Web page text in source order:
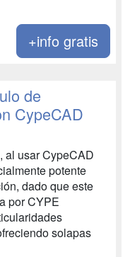
+info gratis
de
CypeCAD
al usar CypeCAD
potente
dado que este
por CYPE
solapas